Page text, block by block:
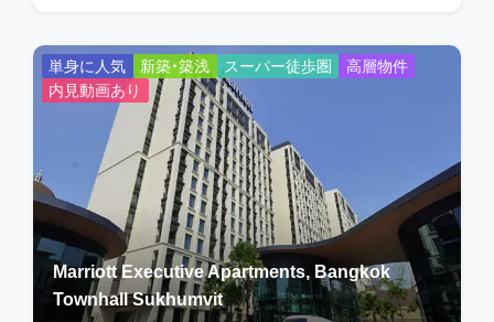
単身に人気 新築・築浅 スーパー徒歩圏
高層物件
内見動画あり
Marriott Executive Apartments, Bangkok
Townhall Sukhumvit